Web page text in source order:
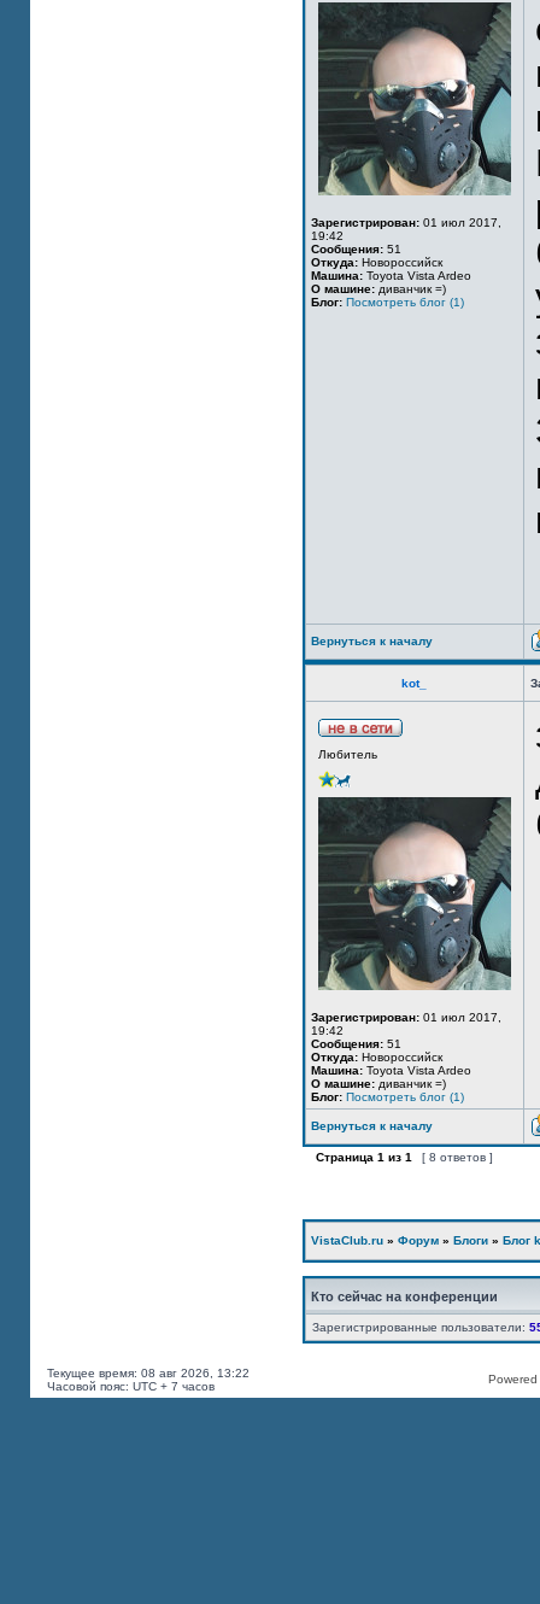
Зарегистрирован: 01 июл 2017,
19:42
Сообщения: 51
Откуда: Новороссийск
Машина: Toyota Vista Ardeo
О машине: диванчик =)
Блог: Посмотреть блог (1)
Вернуться к началу
kot_
Любитель
Зарегистрирован: 01 июл 2017,
19:42
Сообщения: 51
Откуда: Новороссийск
Машина: Toyota Vista Ardeo
О машине: диванчик =)
Блог: Посмотреть блог (1)
Вернуться к началу
Страница 1 из 1 [ 8 ответов ]
VistaClub.ru » Форум » Блоги » Блог
Кто сейчас на конференции
Зарегистрированные пользователи:
Текущее время: 08 авг 2026, 13:22
Часовой пояс: UTC + 7 часов